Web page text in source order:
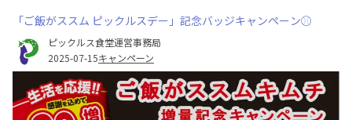
「ご飯がススム ピックルスデー」記念バッジキャンペーン⚾
ピックルス食堂運営事務局
2025-07-15キャンペーン